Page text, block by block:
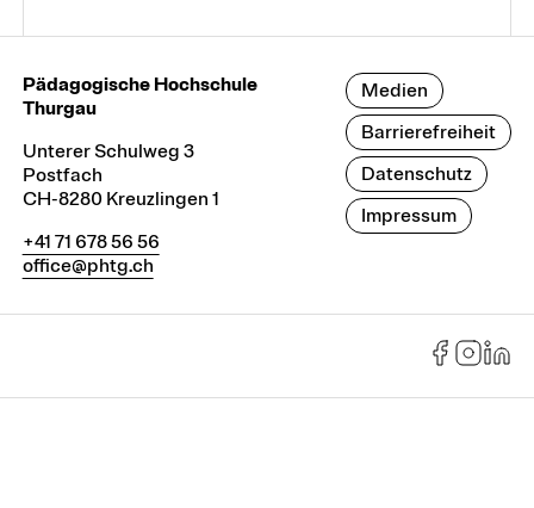
Pädagogische Hochschule
Thurgau
Unterer Schulweg 3
Postfach
CH-8280 Kreuzlingen 1
+41 71 678 56 56
office@phtg.ch
Medien
Barrierefreiheit
Datenschutz
Impressum